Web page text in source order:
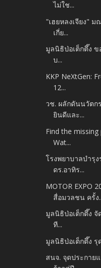
ไม่ใช...
"เฮยหลงเจียง"
เกี่ย...
มูลนิธิป่อเต็กตึ๊ง
บ...
KKP NeXtGen:
12...
วช. ผลักดันนวัตก
ยินดีและ...
Find the
Wat...
โรงพยาบาลบำรุ
ดร.อาทิร...
MOTOR EXPO
สื่อมวลชน ครั้ง
มูลนิธิป่อเต็กตึ๊ง
ที...
มูลนิธิป่อเต็กตึ๊ง รุ
สนจ. จุดประกาย